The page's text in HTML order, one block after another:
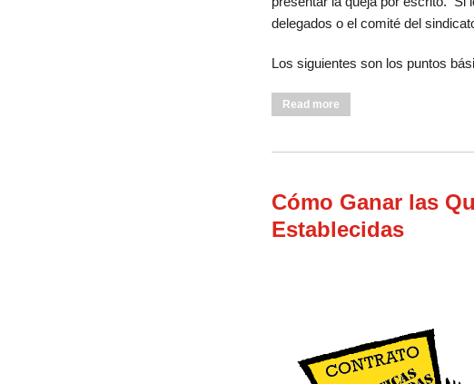
delegados o el comité del
Los siguientes son los puntos
Read more
Cómo Ganar las
Establecidas